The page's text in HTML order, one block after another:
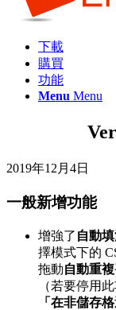
下載
購買
功能
Menu Menu
2019年12月4日
一般新增功能
增強了 自動
擇模式下的
拖動自動重複
（若要停用
「在非儲存